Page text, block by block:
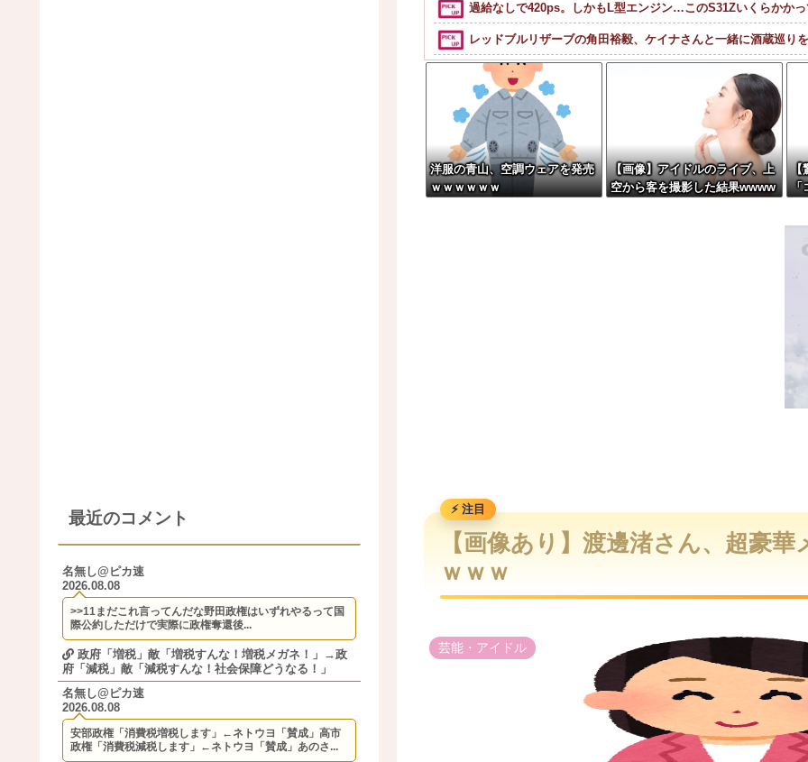
過給なしで420ps。しかもL型エンジン…このS31Zいくらかか
レッドブルリザーブの角田裕毅、ケイナさんと一緒に酒蔵巡り
【驚愕】SNSで異性とやりとり《不倫》になる？→既婚男女
洋服の青山、空調ウェアを発売ｗｗｗｗｗｗ
政府「増税」敵「増税すんな！増税メガネ！」→政府「減税」
【画像】令和最新版の剛力彩芽、ワイらにブッ刺さりまくり
【驚愕】マチアプで会った外国人からまさかの『こう』言われ
【動画】自動ドアの仕組みを理解した富山のツバメが賢い。
【動画】よく助けられたな。岐阜の川で外国人が溺れてしまう
洋服の青山、空調ウェアを発売
ｗｗｗｗｗｗ
【画像】アイドルのライブ、上
空から客を撮影した結果wwww
【
「
【画像あり】渡邊渚さん、超豪
ｗｗｗ
芸能・アイドル
最近のコメント
名無し@ピカ速
2026.08.08
>>11まだこれ言ってんだな野田政権はいずれやるって国
際公約しただけで実際に政権奪還後...
政府「増税」敵「増税すんな！増税メガネ！」→政
府「減税」敵「減税すんな！社会保障どうなる！」
名無し@ピカ速
2026.08.08
安部政権「消費税増税します」←ネトウヨ「賛成」高市
政権「消費税減税します」←ネトウヨ「賛成」あのさ...